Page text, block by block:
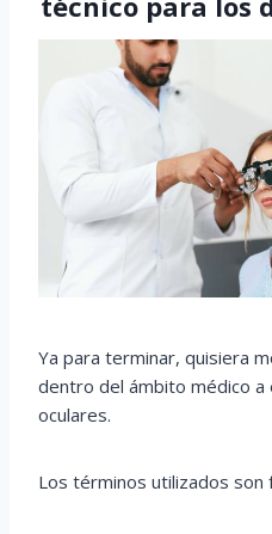
Ya para terminar, quisiera
dentro del ámbito médico
oculares.
Los términos utilizados